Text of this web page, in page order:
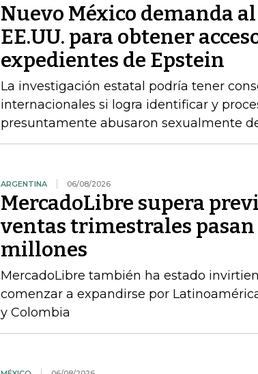
Nuevo México demanda
EE.UU. para obtener
expedientes de Epstein
La investigación estatal podría tener
internacionales si logra identificar y
presuntamente abusaron sexualmente
ARGENTINA 06/08/2026
MercadoLibre supera
ventas trimestrales pasan
millones
MercadoLibre también ha estado
comenzar a expandirse por
y Colombia